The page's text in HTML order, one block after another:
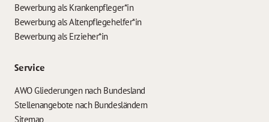
Bewerbung als Krankenpfleger*in
Bewerbung als Altenpflegehelfer*in
Bewerbung als Erzieher*in
Service
AWO Gliederungen nach Bundesland
Stellenangebote nach Bundesländern
Sitemap